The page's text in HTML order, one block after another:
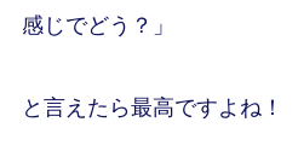
感じでどう？」
と言えたら最高ですよね！